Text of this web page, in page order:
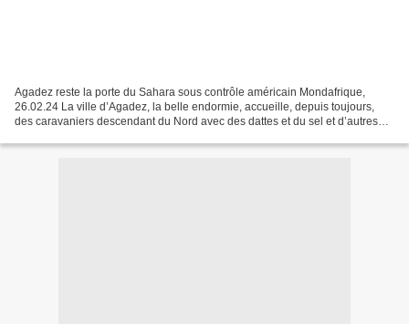
Agadez reste la porte du Sahara sous contrôle américain Mondafrique,
26.02.24 La ville d’Agadez, la belle endormie, accueille, depuis toujours,
des caravaniers descendant du Nord avec des dattes et du sel et d’autres